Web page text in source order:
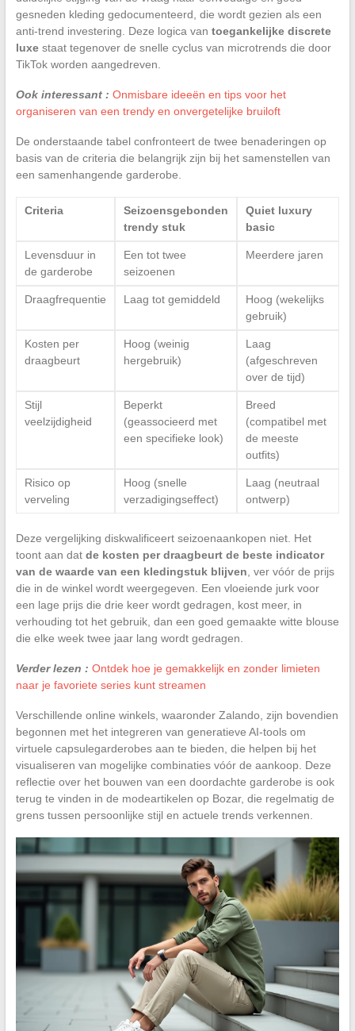
gesneden kleding gedocumenteerd, die wordt gezien als een
anti-trend investering. Deze logica van toegankelijke discrete
luxestaat tegenover de snelle cyclus van microtrends die door
TikTok worden aangedreven.
Ook interessant : Onmisbare ideeën en tips voor het
organiseren van een trendy en onvergetelijke bruiloft
De onderstaande tabel confronteert de twee benaderingen op
basis van de criteria die belangrijk zijn bij het samenstellen van
een samenhangende garderobe.
Criteria
Seizoensgebonden
trendy stuk
Quiet luxury
basic
Levensduur in
de garderobe
Een tot twee
seizoenen
Meerdere jaren
Draagfrequentie Laag tot gemiddeld
Hoog (wekelijks
gebruik)
Kosten per
draagbeurt
Hoog (weinig
hergebruik)
Laag
(afgeschreven
over de tijd)
Stijl
veelzijdigheid
Beperkt
(geassocieerd met
een specifieke look)
Breed
(compatibel met
de meeste
outfits)
Risico op
verveling
Hoog (snelle
verzadigingseffect)
Laag (neutraal
ontwerp)
Deze vergelijking diskwalificeert seizoenaankopen niet. Het
toont aan dat de kosten per draagbeurt de beste indicator
van de waarde van een kledingstuk blijven , ver vóór de prijs
die in de winkel wordt weergegeven. Een vloeiende jurk voor
een lage prijs die drie keer wordt gedragen, kost meer, in
verhouding tot het gebruik, dan een goed gemaakte witte blouse
die elke week twee jaar lang wordt gedragen.
Verder lezen : Ontdek hoe je gemakkelijk en zonder limieten
naar je favoriete series kunt streamen
Verschillende online winkels, waaronder Zalando, zijn bovendien
begonnen met het integreren van generatieve AI-tools om
virtuele capsulegarderobes aan te bieden, die helpen bij het
visualiseren van mogelijke combinaties vóór de aankoop. Deze
reflectie over het bouwen van een doordachte garderobe is ook
terug te vinden in de modeartikelen op Bozar, die regelmatig de
grens tussen persoonlijke stijl en actuele trends verkennen.